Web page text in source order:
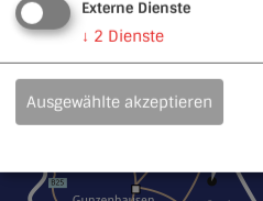
Externe Dienste
↓ 2 Dienste
Ausgewählte akzeptieren